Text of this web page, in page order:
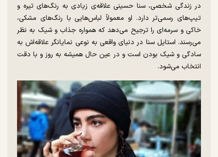
در زندگی شخصی، سنا حسینی علاقه‌ی زیادی به رنگ‌های تیره و
تیپ‌های رسمی‌تر دارد. او معمولاً لباس‌هایی با رنگ‌های مشکی،
خاکی و سرمه‌ای را ترجیح می‌دهد که همواره جذاب و شیک به نظر
می‌رسند. استایل سنا در دنیای واقعی به نوعی نمایانگر علاقه‌اش به
سادگی و شیک بودن است و در عین حال همیشه به روز و با دقت
انتخاب می‌شود.